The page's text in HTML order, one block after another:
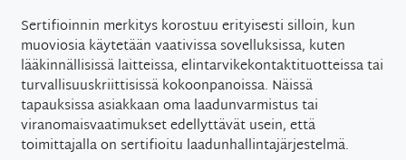
Sertifioinnin merkitys korostuu erityisesti silloin, kun
muoviosia käytetään vaativissa sovelluksissa, kuten
lääkinnällisissä laitteissa, elintarvikekontaktituotteissa tai
turvallisuuskriittisissä kokoonpanoissa. Näissä
tapauksissa asiakkaan oma laadunvarmistus tai
viranomaisvaatimukset edellyttävät usein, että
toimittajalla on sertifioitu laadunhallintajärjestelmä.